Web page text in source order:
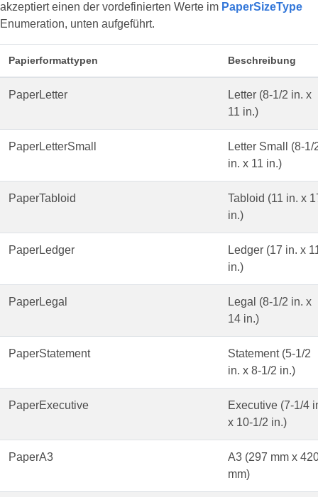
akzeptiert einen der vordefinierten Werte im PaperSizeType
Enumeration, unten aufgeführt.
Papierformattypen Beschreibung
PaperLetter
Letter (8-1/2 in. x
11 in.)
PaperLetterSmall
Letter Small (8-1/
in. x 11 in.)
PaperTabloid
Tabloid (11 in. x
in.)
PaperLedger
Ledger (17 in. x
in.)
PaperLegal
Legal (8-1/2 in. x
14 in.)
PaperStatement
Statement (5-1/2
in. x 8-1/2 in.)
PaperExecutive
Executive (7-1/4
x 10-1/2 in.)
PaperA3
A3 (297 mm x
mm)